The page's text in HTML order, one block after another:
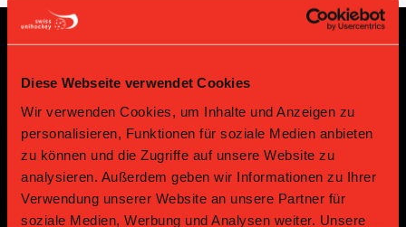
Diese Webseite verwendet Cookies
Wir verwenden Cookies, um Inhalte und Anzeigen zu
personalisieren, Funktionen für soziale Medien anbieten
zu können und die Zugriffe auf unsere Website zu
analysieren. Außerdem geben wir Informationen zu Ihrer
Verwendung unserer Website an unsere Partner für
soziale Medien, Werbung und Analysen weiter. Unsere
Platin Partner